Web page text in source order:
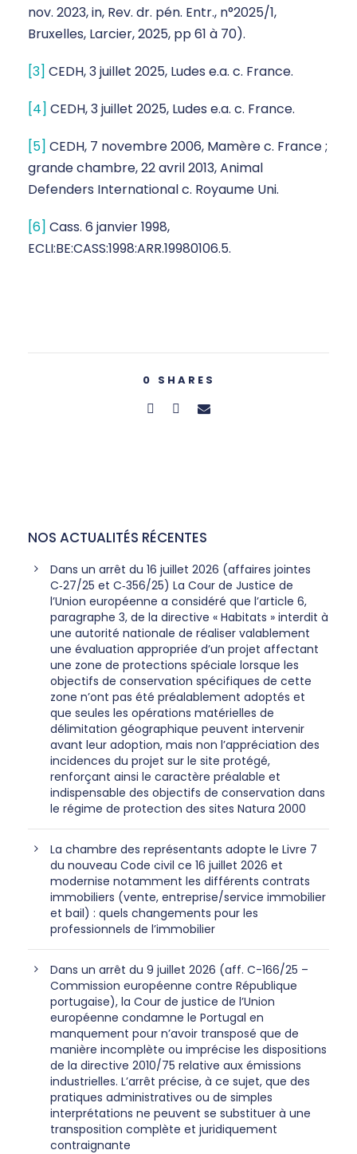
nov. 2023, in, Rev. dr. pén. Entr., n°2025/1,
Bruxelles, Larcier, 2025, pp 61 à 70).
[3] CEDH, 3 juillet 2025, Ludes e.a. c. France.
[4] CEDH, 3 juillet 2025, Ludes e.a. c. France.
[5] CEDH, 7 novembre 2006, Mamère c. France ;
grande chambre, 22 avril 2013, Animal
Defenders International c. Royaume Uni.
[6] Cass. 6 janvier 1998,
ECLI:BE:CASS:1998:ARR.19980106.5.
0 SHARES
NOS ACTUALITÉS RÉCENTES
Dans un arrêt du 16 juillet 2026 (affaires jointes
C‑27/25 et C‑356/25) La Cour de Justice de
l’Union européenne a considéré que l’article 6,
paragraphe 3, de la directive « Habitats » interdit à
une autorité nationale de réaliser valablement
une évaluation appropriée d’un projet affectant
une zone de protections spéciale lorsque les
objectifs de conservation spécifiques de cette
zone n’ont pas été préalablement adoptés et
que seules les opérations matérielles de
délimitation géographique peuvent intervenir
avant leur adoption, mais non l’appréciation des
incidences du projet sur le site protégé,
renforçant ainsi le caractère préalable et
indispensable des objectifs de conservation dans
le régime de protection des sites Natura 2000
La chambre des représentants adopte le Livre 7
du nouveau Code civil ce 16 juillet 2026 et
modernise notamment les différents contrats
immobiliers (vente, entreprise/service immobilier
et bail) : quels changements pour les
professionnels de l’immobilier
Dans un arrêt du 9 juillet 2026 (aff. C-166/25 –
Commission européenne contre République
portugaise), la Cour de justice de l’Union
européenne condamne le Portugal en
manquement pour n’avoir transposé que de
manière incomplète ou imprécise les dispositions
de la directive 2010/75 relative aux émissions
industrielles. L’arrêt précise, à ce sujet, que des
pratiques administratives ou de simples
interprétations ne peuvent se substituer à une
transposition complète et juridiquement
contraignante